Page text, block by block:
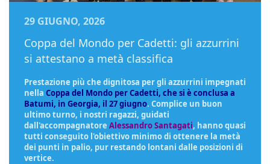
29 GIUGNO, 2026
Coppa del Mondo per Cadetti: gli azzurrini
si attestano a metà classifica
Prestazione più che dignitosa per gli azzurrini impegnati
nella Coppa del Mondo per Cadetti, che si è conclusa a
Batumi, in Georgia, il 27 giugno. Complice un buon
ultimo turno, i nostri ragazzi, guidati
dall'accompagnatore Alessandro Santagati, hanno quasi
tutti conseguito l'obiettivo minimo di ottenere la metà
dei punti in palio, pur restando lontani dalle posizioni di
vertice.